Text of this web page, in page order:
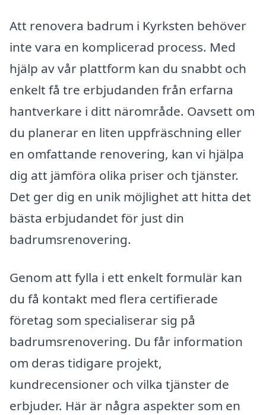
Att renovera badrum i Kyrksten behöver
inte vara en komplicerad process. Med
hjälp av vår plattform kan du snabbt och
enkelt få tre erbjudanden från erfarna
hantverkare i ditt närområde. Oavsett om
du planerar en liten uppfräschning eller
en omfattande renovering, kan vi hjälpa
dig att jämföra olika priser och tjänster.
Det ger dig en unik möjlighet att hitta det
bästa erbjudandet för just din
badrumsrenovering.
Genom att fylla i ett enkelt formulär kan
du få kontakt med flera certifierade
företag som specialiserar sig på
badrumsrenovering. Du får information
om deras tidigare projekt,
kundrecensioner och vilka tjänster de
erbjuder. Här är några aspekter som en